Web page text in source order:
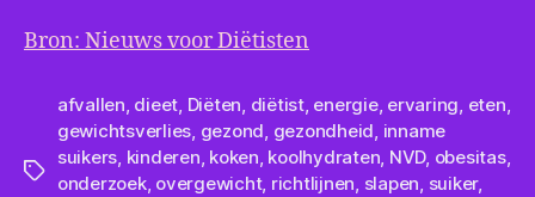
Bron: Nieuws voor Diëtisten
Tags
afvallen, dieet, Diëten, diëtist, energie, ervaring, eten,
gewichtsverlies, gezond, gezondheid, inname
suikers, kinderen, koken, koolhydraten, NVD, obesitas,
onderzoek, overgewicht, richtlijnen, slapen, suiker,